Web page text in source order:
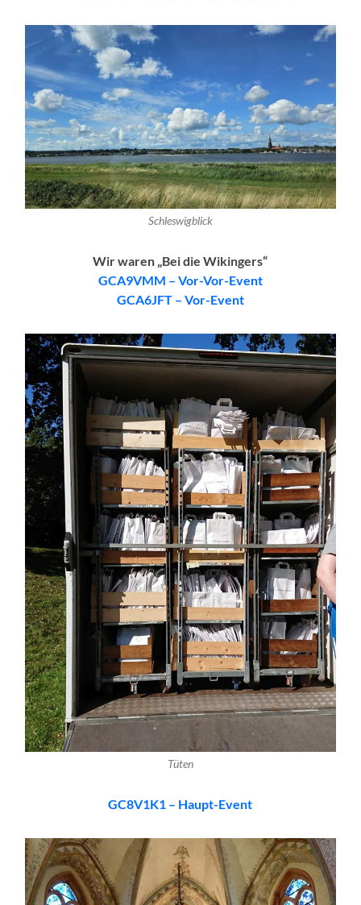
Schleswigblick
Wir waren „Bei die Wikingers“
GCA9VMM – Vor-Vor-Event
GCA6JFT – Vor-Event
Tüten
GC8V1K1 – Haupt-Event